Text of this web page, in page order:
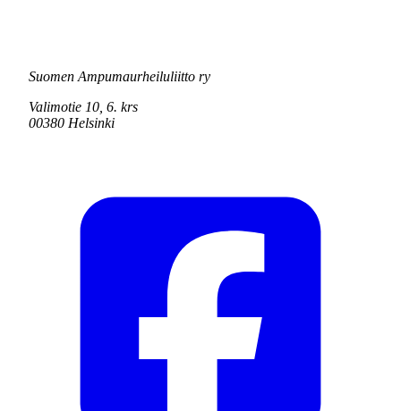
Suomen Ampumaurheiluliitto ry
Valimotie 10, 6. krs
00380 Helsinki